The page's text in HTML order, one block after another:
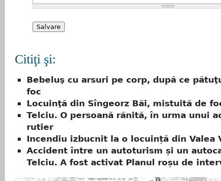
Citiţi şi:
Bebeluş cu arsuri pe corp, după ce
foc
Locuinţă din Sîngeorz Băi, mistuită de
Telciu. O persoană rănită, în urma unui
rutier
Incendiu izbucnit la o locuință din Valea
Accident între un autoturism și un
Telciu. A fost activat Planul roșu de